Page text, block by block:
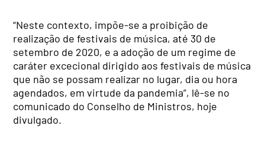
“Neste contexto, impõe-se a proibição de
realização de festivais de música, até 30 de
setembro de 2020, e a adoção de um regime de
caráter excecional dirigido aos festivais de música
que não se possam realizar no lugar, dia ou hora
agendados, em virtude da pandemia”, lê-se no
comunicado do Conselho de Ministros, hoje
divulgado.